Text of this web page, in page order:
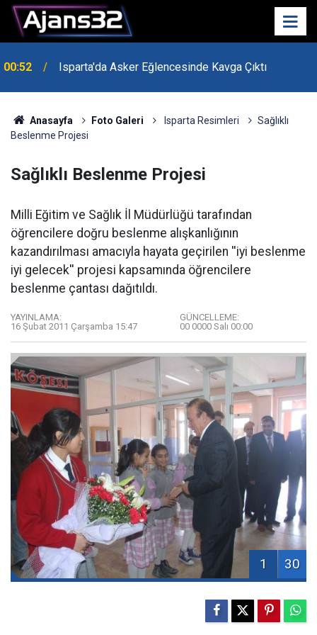
00:52 Isparta'da Asker Eğlencesinde Kavga Çıktı
Anasayfa Foto Galeri Isparta Resimleri
Sağlıklı
Beslenme Projesi
Sağlıklı Beslenme Projesi
Milli Eğitim ve Sağlık İl Müdürlüğü tarafından
öğrencilere doğru beslenme alışkanlığının
kazandırılması amacıyla hayata geçirilen ''iyi beslenme
iyi gelecek'' projesi kapsamında öğrencilere
beslenme çantası dağıtıldı.
YAYINLAMA:
16 Şubat 2011 Çarşamba 15:47
GÜNCELLEME:
00 0000 Salı 00:00
1 30